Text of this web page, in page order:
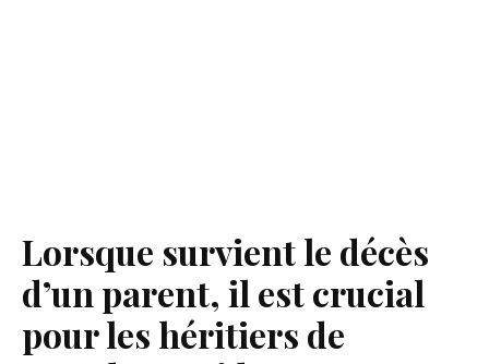
Lorsque survient le décès
d’un parent, il est crucial
pour les héritiers de